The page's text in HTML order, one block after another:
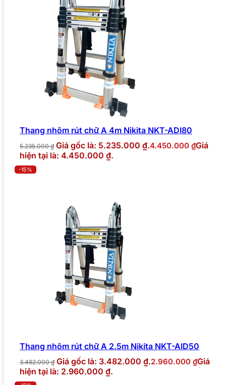
Thang nhôm rút chữ A 4m Nikita NKT-ADI80
5.235.000₫ Giá gốc là: 5.235.000 ₫.4.450.000 ₫Giá
hiện tại là: 4.450.000 ₫.
-15%
Thang nhôm rút chữ A 2.5m Nikita NKT-AID50
3.482.000₫ Giá gốc là: 3.482.000 ₫.2.960.000 ₫Giá
hiện tại là: 2.960.000 ₫.